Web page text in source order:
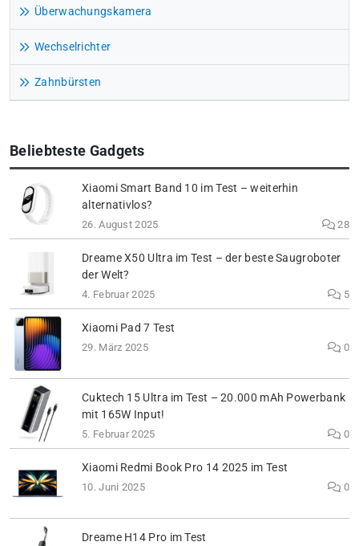
Überwachungskamera
Wechselrichter
Zahnbürsten
Beliebteste Gadgets
Xiaomi Smart Band 10 im Test – weiterhin
alternativlos?
26. August 2025 28
Dreame X50 Ultra im Test – der beste Saugroboter
der Welt?
4. Februar 2025 5
Xiaomi Pad 7 Test
29. März 2025 0
Cuktech 15 Ultra im Test – 20.000 mAh Powerbank
mit 165W Input!
5. Februar 2025 0
Xiaomi Redmi Book Pro 14 2025 im Test
10. Juni 2025 0
Dreame H14 Pro im Test